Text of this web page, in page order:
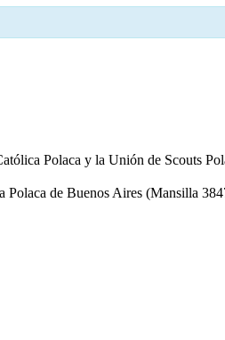
Polaca y la Unión de Scouts
Polaca de Buenos Aires (Mansilla